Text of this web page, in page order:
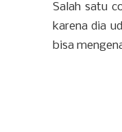
Salah satu
karena dia
bisa